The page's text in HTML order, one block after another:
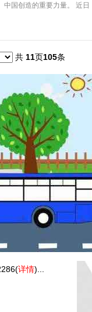
国创造的重要力量。 近日
共 11页105条
详情)...